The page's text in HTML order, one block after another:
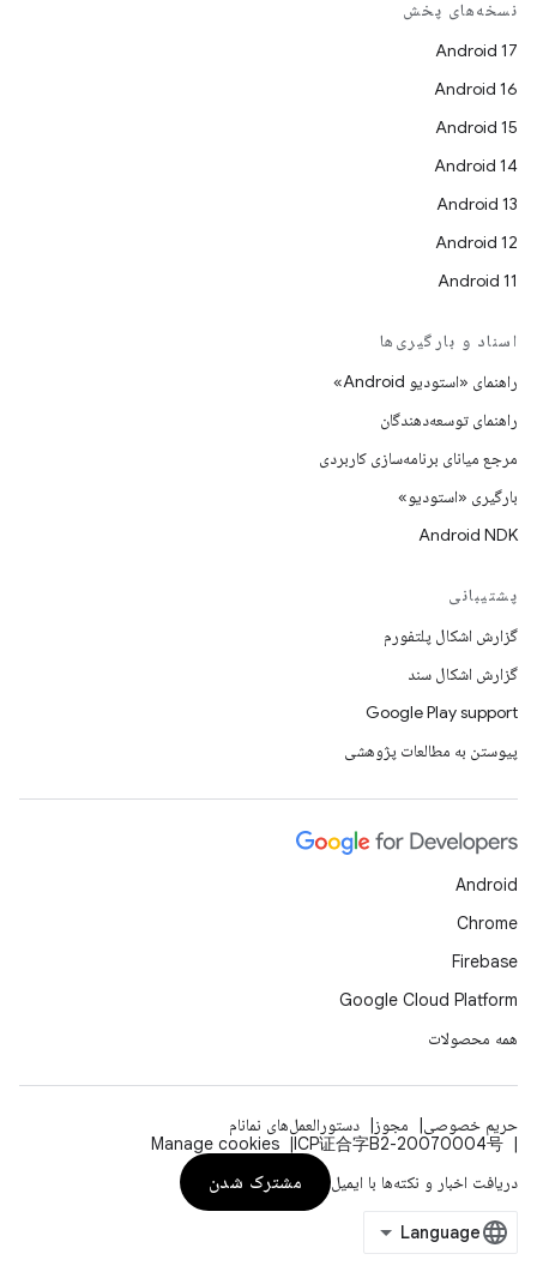
نسخه‌های پخش
Android 17
Android 16
Android 15
Android 14
Android 13
Android 12
Android 11
اسناد و بارگیری‌ها
راهنمای «استودیو Android»
راهنمای توسعه‌دهندگان
مرجع میانای برنامه‌سازی کاربردی
بارگیری «استودیو»
Android NDK
پشتیبانی
گزارش اشکال پلتفورم
گزارش اشکال سند
Google Play support
پیوستن به مطالعات پژوهشی
Android
Chrome
Firebase
Google Cloud Platform
همه محصولات
حریم خصوصی مجوز
دستورالعمل‌های نمانام
ICP证合字B2-20070004号
Manage cookies
دریافت اخبار و نکته‌ها با ایمیل
مشترک شدن